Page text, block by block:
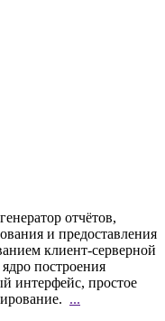
отчётов,
и предоставления
клиент-серверной
построения
интерфейс, простое
...